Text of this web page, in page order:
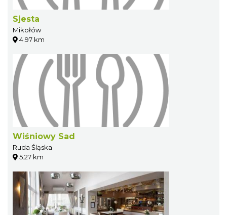
Sjesta
Mikołów
4.97 km
Wiśniowy Sad
Ruda Śląska
5.27 km